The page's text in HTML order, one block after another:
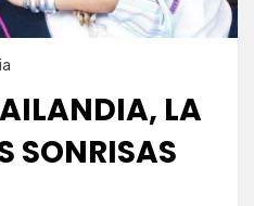
LA
SONRISAS